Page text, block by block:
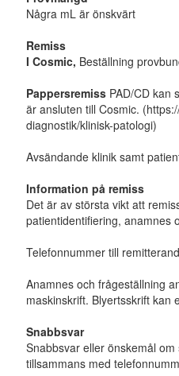
Några mL är önskvärt
Remiss
I Cosmic, Beställning
Pappersremiss PAD/CD kan
är ansluten till Cosmic.
diagnostik/klinisk-patologi)
Avsändande klinik samt
Information på remiss
Det är av största vikt att
patientidentifiering, anamnes
Telefonnummer till
Anamnes och frågeställning
maskinskrift. Blyertsskrift kan
Snabbsvar
Snabbsvar eller önskemål
tillsammans med